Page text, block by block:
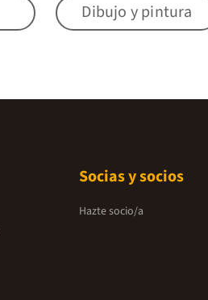
Dibujo y pintura
Socias y socios
Hazte socio/a